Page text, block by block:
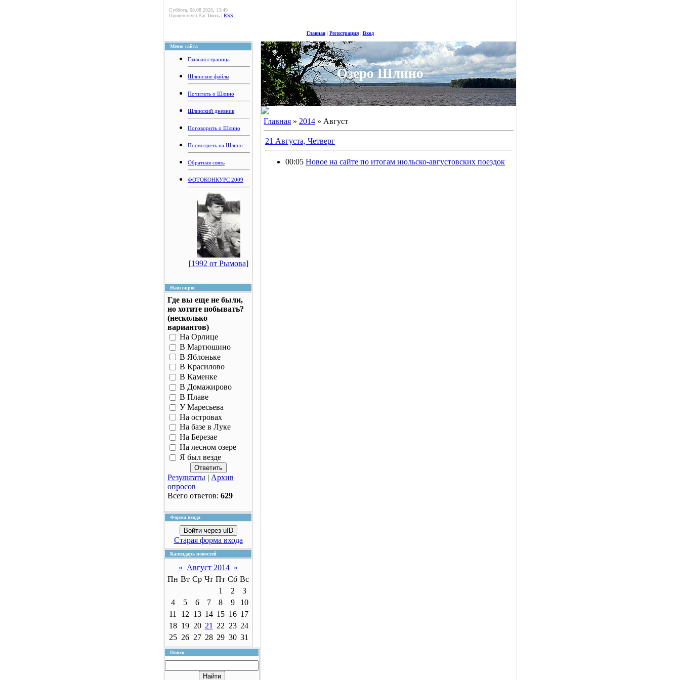
Суббота, 08.08.2026, 13:49
Приветствую Вас Гость | RSS
Главная| Регистрация| Вход
Меню сайта
Главная страница
Шлинские файлы
Почитать о Шлино
Шлинский дневник
Поговорить о Шлино
Посмотреть на Шлино
Обратная связь
ФОТОКОНКУРС 2009
[1992 от Рымова]
Наш опрос
Где вы еще не были,
но хотите побывать?
(несколько
вариантов)
На Орлице
В Мартюшино
В Яблоньке
В Красилово
В Каменке
В Домажирово
В Плаве
У Маресьева
На островах
На базе в Луке
На Березае
На лесном озере
Я был везде
Результаты | Архив
опросов
Всего ответов: 629
Форма входа
Войти через uID
Старая форма входа
Календарь новостей
« Август 2014 »
Пн Вт Ср Чт Пт Сб Вс
1
2
3
4
5 6 7 8 9
10
11
12 13 14 15 16 17
18 19 20 21 22 23 24
25 26 27 28 29 30 31
Поиск
Озеро Шлино
Главная » 2014 » Август
21 Августа, Четверг
00:05 Новое на сайте по итогам июльско-августовских поездок